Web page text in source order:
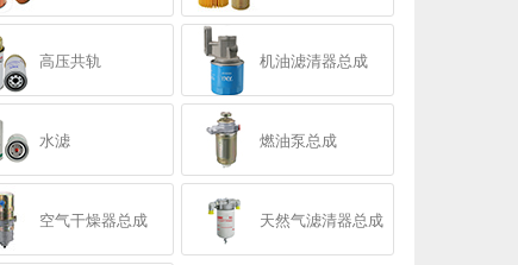
高压共轨 机油滤清器总成
水滤 燃油泵总成
空气干燥器总成 天然气滤清器总成